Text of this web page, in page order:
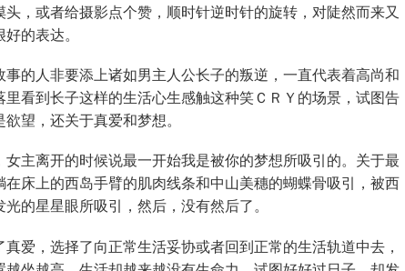
头，或者给摄影点个赞，顺时针逆时针的旋转，对陡然而来又
好的表达。
事的人非要添上诸如男主人公长子的叛逆 ，一直代表着高尚和
里看到长子这样的生活心生感触这种笑ＣＲＹ的场景，试图告
欲望，还关于真爱和梦想。
女主离开的时候说最一开始我是被你的梦想所吸引的。关于最
在床上的西岛手臂的肌肉线条和中山美穗的蝴蝶骨吸引，被西
光的星星眼所吸引，然后，没有然后了。
真爱， 选择了向正常生活妥协或者回到正常的生活轨道中去，